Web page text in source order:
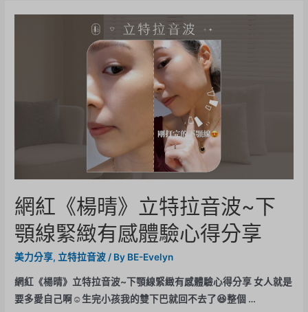
網紅《楊晴》立特拉音波~下
顎線緊緻有感體驗心得分享
美力分享,立特拉音波/ By BE-Evelyn
網紅《楊晴》立特拉音波~下顎線緊緻有感體驗心得分享 女人就是
要多愛自己啊☺️生完小孩我的雙下巴就回不去了😆整個 …